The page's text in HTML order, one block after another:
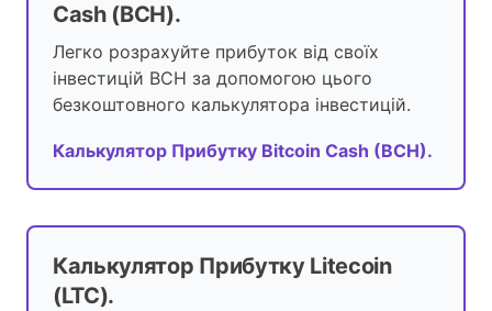
Cash (BCH).
Легко розрахуйте прибуток від своїх
інвестицій BCH за допомогою цього
безкоштовного калькулятора інвестицій.
Калькулятор Прибутку Bitcoin Cash (BCH).
Калькулятор Прибутку Litecoin
(LTC).